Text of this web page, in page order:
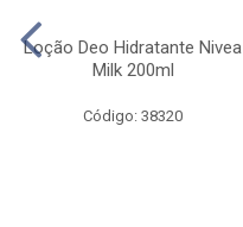
Loção Deo Hidratante Nivea
Milk 200ml
Código: 38320